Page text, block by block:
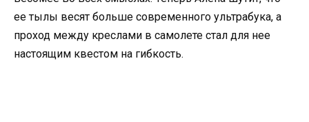
ее тылы весят больше современного ультрабука, а
проход между креслами в самолете стал для нее
настоящим квестом на гибкость.